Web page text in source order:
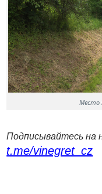
Место
Подписывайтесь на
t.me/vinegret_cz